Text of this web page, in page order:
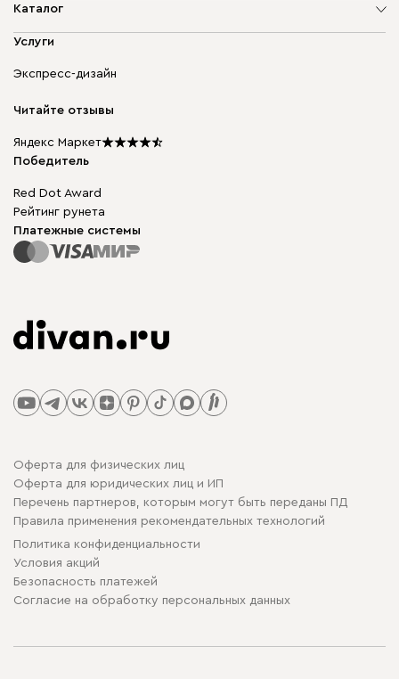
О компании
Доставка и оплата
диван.клуб
Подарочные сертификаты
Мы в прессе
Каталог
Мягкая мебель
Бескаркасная мебель
Столы и стулья
Услуги
Экспресс-дизайн
Читайте отзывы
Яндекс Маркет
Победитель
Red Dot Award
Рейтинг рунета
Платежные системы
Оферта для физических лиц
Оферта для юридических лиц и ИП
Перечень партнеров, которым могут быть переданы ПД
Правила применения рекомендательных технологий
Политика конфиденциальности
Условия акций
Безопасность платежей
Cогласие на обработку персональных данных